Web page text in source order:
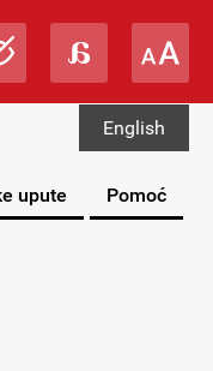
English
upute Pomoć